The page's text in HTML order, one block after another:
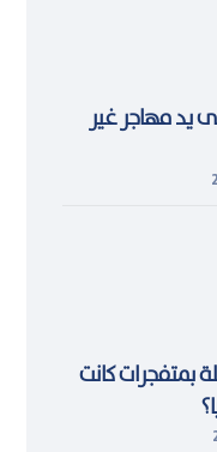
يد مهاجر غير
بمتفجرات كانت